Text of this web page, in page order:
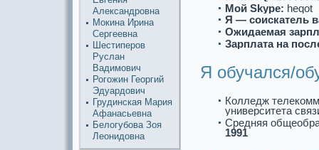
Александровна
Мoкина Ирина
Сергеевна
Шестиперов
Руслан
Вадимович
Рогожин Георгий
Эдуардович
Грудинскaя Мария
Афанасьевна
Белогубова Зоя
Леонидовна
Мой Skype: heqot
Я — соискaтель
Ожидаемая
Зарплата на
Я обучался/
Колледж
университета
Средняя
1991